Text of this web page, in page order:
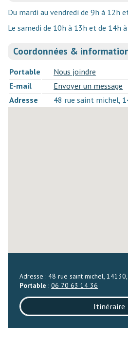
Du mardi au vendredi de 9h à 12h
Le samedi de 10h à 13h et de 14h
Coordonnées &
Portable
Nous joindre
E-mail
Envoyer un message
Adresse
48 rue saint michel,
Adresse : 48 rue saint michel, 14130,
Portable :06 70 63 14 36
Itinéraire